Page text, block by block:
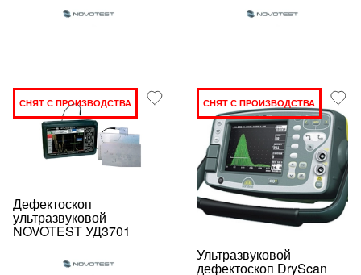
СНЯТ С ПРОИЗВОДСТВА
Дефектоскоп
ультразвуковой
NOVOTEST УД3701
СНЯТ С ПРОИЗВОДСТВА
Ультразвуковой
дефектоскоп DryScan